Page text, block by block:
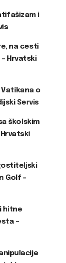
i
na cesti
Hrvatski
o
Servis
školskim
Golf –
hitne
–